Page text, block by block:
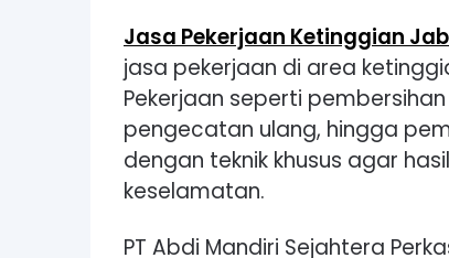
Jasa Pekerjaan Ketinggian
jasa pekerjaan di area
Pekerjaan seperti
pengecatan ulang, hingga
dengan teknik khusus agar
keselamatan.
PT Abdi Mandiri Sejahtera